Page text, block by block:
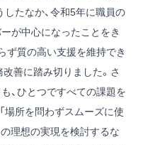
したなか、令和5年に職員の
が中心になったことをき
ず質の高い支援を維持でき
善に踏み切りました。さ
、ひとつですべての課題を
場所を問わずスムーズに使
の理想の実現を検討するな